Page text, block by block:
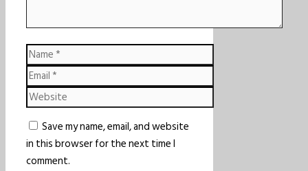
Name
Email
Website
Save my name, email, and website
in this browser for the next time I
comment.